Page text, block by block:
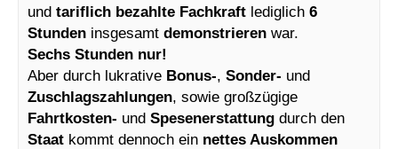
und tariflich bezahlte Fachkraft lediglich 6
Stunden insgesamt demonstrieren war.
Sechs Stunden nur!
Aber durch lukrative Bonus-, Sonder- und
Zuschlagszahlungen, sowie großzügige
Fahrtkosten- und Spesenerstattung durch den
Staat kommt dennoch ein nettes Auskommen